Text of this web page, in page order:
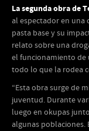
La segunda obra de
al espectador en una
pasta base y su
relato sobre una
el funcionamiento de
todo lo que la rodea
“Esta obra surge de
juventud. Durante
luego en okupas
algunas poblaciones.